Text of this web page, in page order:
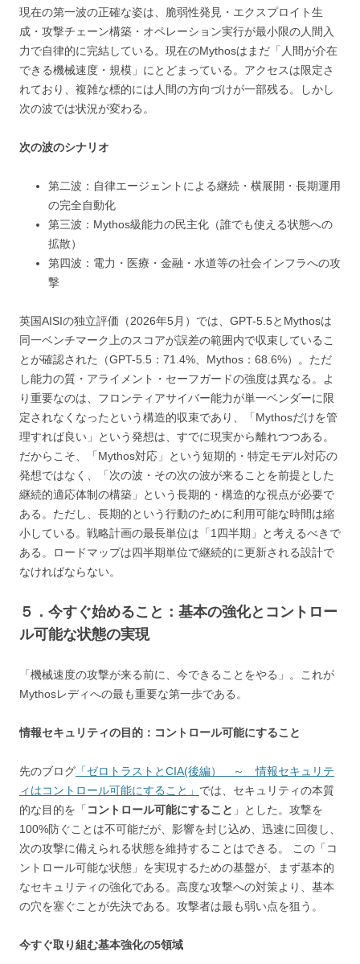
現在の第一波の正確な姿は、脆弱性発見・エクスプロイト生
成・攻撃チェーン構築・オペレーション実行が最小限の人間入
力で自律的に完結している。現在のMythosはまだ「人間が介在
できる機械速度・規模」にとどまっている。アクセスは限定さ
れており、複雑な標的には人間の方向づけが一部残る。しかし
次の波では状況が変わる。
次の波のシナリオ
第二波：自律エージェントによる継続・横展開・長期運用
の完全自動化
第三波：Mythos級能力の民主化（誰でも使える状態への
拡散）
第四波：電力・医療・金融・水道等の社会インフラへの攻
撃
英国AISIの独立評価（2026年5月）では、GPT-5.5とMythosは
同一ベンチマーク上のスコアが誤差の範囲内で収束しているこ
とが確認された（GPT-5.5：71.4%、Mythos：68.6%）。ただ
し能力の質・アライメント・セーフガードの強度は異なる。よ
り重要なのは、フロンティアサイバー能力が単一ベンダーに限
定されなくなったという構造的収束であり、「Mythosだけを管
理すれば良い」という発想は、すでに現実から離れつつある。
だからこそ、「Mythos対応」という短期的・特定モデル対応の
発想ではなく、「次の波・その次の波が来ることを前提とした
継続的適応体制の構築」という長期的・構造的な視点が必要で
ある。ただし、長期的という行動のために利用可能な時間は縮
小している。戦略計画の最長単位は「1四半期」と考えるべきで
ある。ロードマップは四半期単位で継続的に更新される設計で
なければならない。
５．今すぐ始めること：基本の強化とコントロー
ル可能な状態の実現
「機械速度の攻撃が来る前に、今できることをやる」。これが
Mythosレディへの最も重要な第一歩である。
情報セキュリティの目的：コントロール可能にすること
先のブログ 「ゼロトラストとCIA(後編） ～ 情報セキュリテ
ィはコントロール可能にすること」 では、セキュリティの本質
的な目的を「 コントロール可能にすること 」とした。攻撃を
100%防ぐことは不可能だが、影響を封じ込め、迅速に回復し、
次の攻撃に備えられる状態を維持することはできる。 この「コ
ントロール可能な状態」を実現するための基盤が、まず基本的
なセキュリティの強化である。高度な攻撃への対策より、基本
の穴を塞ぐことが先決である。攻撃者は最も弱い点を狙う。
今すぐ取り組む基本強化の5領域